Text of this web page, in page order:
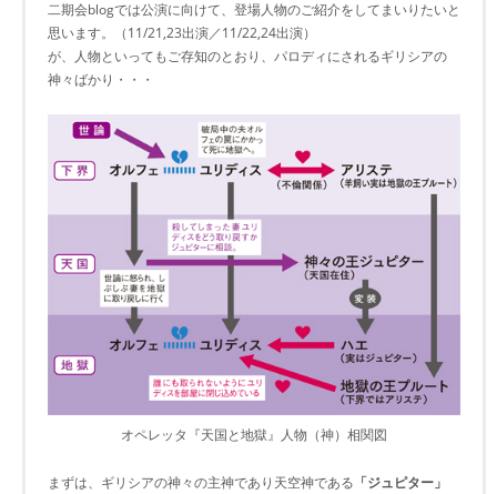
二期会blogでは公演に向けて、登場人物のご紹介をしてまいりたいと
思います。（11/21,23出演／11/22,24出演）
が、人物といってもご存知のとおり、パロディにされるギリシアの
神々ばかり・・・
オペレッタ『天国と地獄』人物（神）相関図
まずは、ギリシアの神々の主神であり天空神である 「ジュピター」